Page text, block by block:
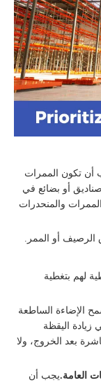
أن تكون الممرات
أو بضائع في
والمنحدرات
الرصيف أو الممر.
لهم بتغطية
الإضاءة الساطعة
زيادة اليقظة
بعد الخروج، ولا
العامة.يجب أن